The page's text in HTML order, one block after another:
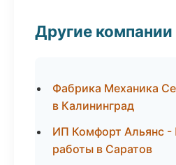
Другие компании
Фабрика Механика
в Калининград
ИП Комфорт Альянс -
работы в Саратов